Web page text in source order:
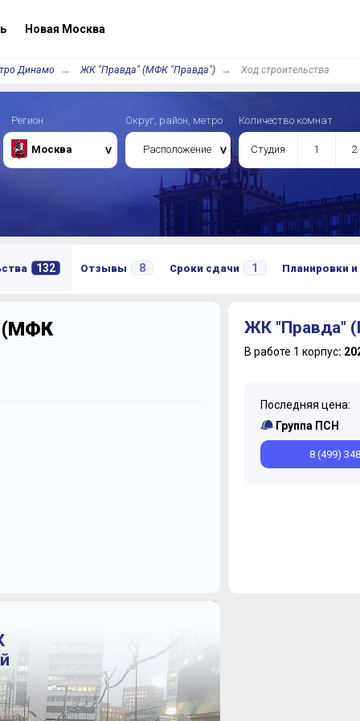
Новая Москва
Динамо ЖК "Правда" (МФК "Правда") Ход строительства
Регион
Москва
Округ, район, метро
Расположение
Количество комнат
Студия 1 2
132 Отзывы 8 Сроки сдачи 1 Планировки
(МФК
Ноябрь Сентябрь
Ноябрь Октябрь
ЖК "Правда"
В работе 1 корпус:
Последняя цена:
Группа ПСН
8 (499)